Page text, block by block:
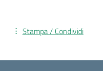
Stampa / Condividi